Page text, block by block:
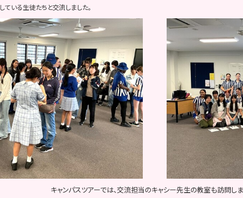
ている生徒たちと交流しました。
キャンパスツアーでは、交流担当のキャシー先生の教室も訪問しま